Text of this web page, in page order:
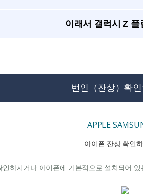
이래서 갤럭시 Z 플
번인（잔상）확
APPLE
아이폰 잔상 확인
하시거나 아이폰에 기본적으로 설치되어